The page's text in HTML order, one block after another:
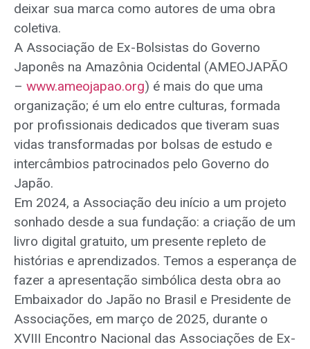
deixar sua marca como autores de uma obra
coletiva.
A Associação de Ex-Bolsistas do Governo
Japonês na Amazônia Ocidental (AMEOJAPÃO
– www.ameojapao.org) é mais do que uma
organização; é um elo entre culturas, formada
por profissionais dedicados que tiveram suas
vidas transformadas por bolsas de estudo e
intercâmbios patrocinados pelo Governo do
Japão.
Em 2024, a Associação deu início a um projeto
sonhado desde a sua fundação: a criação de um
livro digital gratuito, um presente repleto de
histórias e aprendizados. Temos a esperança de
fazer a apresentação simbólica desta obra ao
Embaixador do Japão no Brasil e Presidente de
Associações, em março de 2025, durante o
XVIII Encontro Nacional das Associações de Ex-